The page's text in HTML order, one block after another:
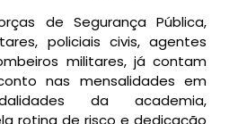
de Segurança Pública,
policiais civis, agentes
militares, já contam
nas mensalidades em
da academia,
rotina de risco e dedicação